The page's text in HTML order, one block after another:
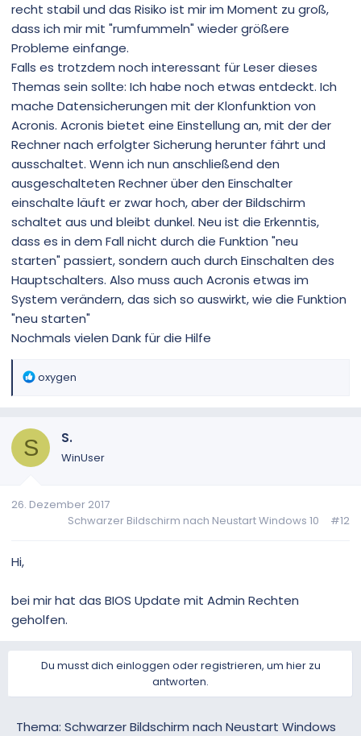
recht stabil und das Risiko ist mir im Moment zu groß,
dass ich mir mit "rumfummeln" wieder größere
Probleme einfange.
Falls es trotzdem noch interessant für Leser dieses
Themas sein sollte: Ich habe noch etwas entdeckt. Ich
mache Datensicherungen mit der Klonfunktion von
Acronis. Acronis bietet eine Einstellung an, mit der der
Rechner nach erfolgter Sicherung herunter fährt und
ausschaltet. Wenn ich nun anschließend den
ausgeschalteten Rechner über den Einschalter
einschalte läuft er zwar hoch, aber der Bildschirm
schaltet aus und bleibt dunkel. Neu ist die Erkenntis,
dass es in dem Fall nicht durch die Funktion "neu
starten" passiert, sondern auch durch Einschalten des
Hauptschalters. Also muss auch Acronis etwas im
System verändern, das sich so auswirkt, wie die Funktion
"neu starten"
Nochmals vielen Dank für die Hilfe
R
t
i
e
oxygen
S S.
WinUser
26. Dezember 2017
Schwarzer Bildschirm nach Neustart Windows 10
#12
Hi,
bei mir hat das BIOS Update mit Admin Rechten
geholfen.
Du musst dich einloggen oder registrieren, um hier zu
antworten.
Thema: Schwarzer Bildschirm nach Neustart Windows